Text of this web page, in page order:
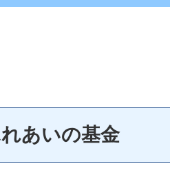
あいの基金